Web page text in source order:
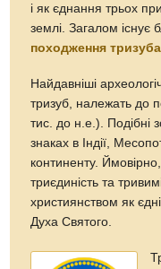
і як єднання трьох
землі. Загалом існує
походження тризуба
Найдавніші
тризуб, належать до
тис. до н.е.). Подібні
знаках в Індії,
континенту.
триєдиність та
християнством як
Духа Святого.